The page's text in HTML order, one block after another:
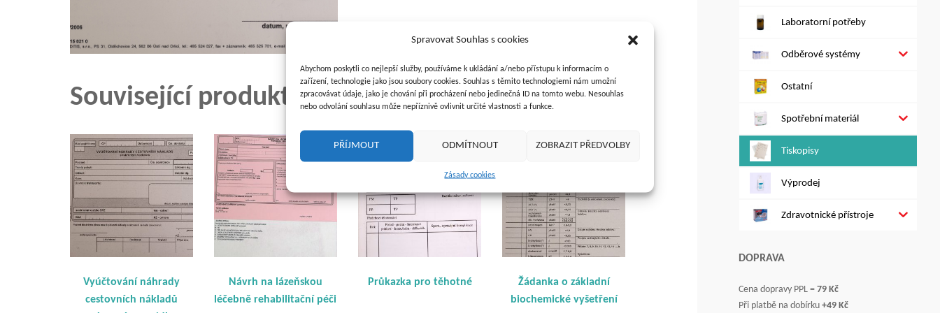
Spravovat Souhlas s cookies
Abychom poskytli co nejlepší služby, používáme k ukládání a/nebo přístupu k informacím o
zařízení, technologie jako jsou soubory cookies. Souhlas s těmito technologiemi nám umožní
zpracovávat údaje, jako je chování při procházení nebo jedinečná ID na tomto webu. Nesouhlas
nebo odvolání souhlasu může nepříznivě ovlivnit určité vlastnosti a funkce.
PŘÍJMOUT ODMÍTNOUT ZOBRAZIT PŘEDVOLBY
Zásady cookies
ZP
-
ostatní
Související produkty
Vyúčtování náhrady
cestovních nákladů
Návrh na lázeňskou
léčebně rehabilitační péči
Průkazka pro těhotné
Žádanka o základní
biochemické vyšetření
Laboratorní potřeby
Odběrové systémy
Ostatní
Spotřební materiál
Tiskopisy
Výprodej
Zdravotnické přístroje
DOPRAVA
Cena dopravy PPL = 79 Kč
Při platbě na dobírku +49 Kč